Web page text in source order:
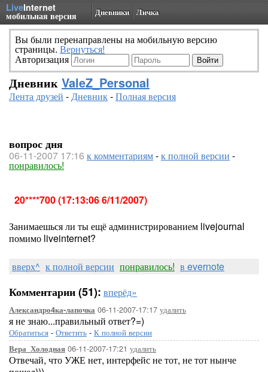
LiveInternet
мобильная версия Дневники Личка
Вы были перенаправлены на мобильную версию
страницы. Вернуться!
Авторизация
Дневник ValeZ_Personal
Лента друзей -Дневник-Полная версия
вопрос дня
06-11-2007 17:16 к комментариям-к полной версии -
понравилось!
20****700 (17:13:06 6/11/2007)
Занимаешься ли ты ещё администрированием livejournal
помимо liveinternet?
вверх^ к полной версии понравилось! в evernote
Комментарии (51): вперёд»
Александро4ка-лапочка 06-11-2007-17:17 удалить
я не знаю...правильный ответ?=)
Обратиться - Ответить - К полной версии
Вера_Холодная 06-11-2007-17:21 удалить
Отвечай, что УЖЕ нет, интерфейс не тот, не тот нынче